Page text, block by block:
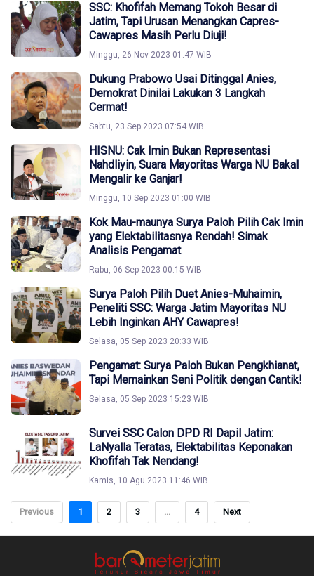
SSC: Khofifah Memang Tokoh Besar di
Jatim, Tapi Urusan Menangkan Capres-
Cawapres Masih Perlu Diuji!
Minggu, 26 Nov 2023 01:47 WIB
Dukung Prabowo Usai Ditinggal Anies,
Demokrat Dinilai Lakukan 3 Langkah
Cermat!
Sabtu, 23 Sep 2023 07:54 WIB
HISNU: Cak Imin Bukan Representasi
Nahdliyin, Suara Mayoritas Warga NU Bakal
Mengalir ke Ganjar!
Minggu, 10 Sep 2023 01:00 WIB
Kok Mau-maunya Surya Paloh Pilih Cak Imin
yang Elektabilitasnya Rendah! Simak
Analisis Pengamat
Rabu, 06 Sep 2023 00:15 WIB
Surya Paloh Pilih Duet Anies-Muhaimin,
Peneliti SSC: Warga Jatim Mayoritas NU
Lebih Inginkan AHY Cawapres!
Selasa, 05 Sep 2023 20:33 WIB
Pengamat: Surya Paloh Bukan Pengkhianat,
Tapi Memainkan Seni Politik dengan Cantik!
Selasa, 05 Sep 2023 15:23 WIB
Survei SSC Calon DPD RI Dapil Jatim:
LaNyalla Teratas, Elektabilitas Keponakan
Khofifah Tak Nendang!
Kamis, 10 Agu 2023 11:46 WIB
Previous 1 2 3 ... 4 Next